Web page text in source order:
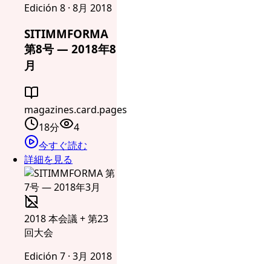
Edición 8 · 8月 2018
SITIMMFORMA
第8号 — 2018年8
月
magazines.card.pages
18分
4
今すぐ読む
詳細を見る
2018 本会議 + 第23
回大会
Edición 7 · 3月 2018